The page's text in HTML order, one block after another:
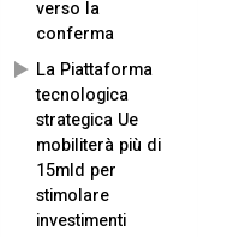
verso la
conferma
La Piattaforma
tecnologica
strategica Ue
mobiliterà più di
15mld per
stimolare
investimenti